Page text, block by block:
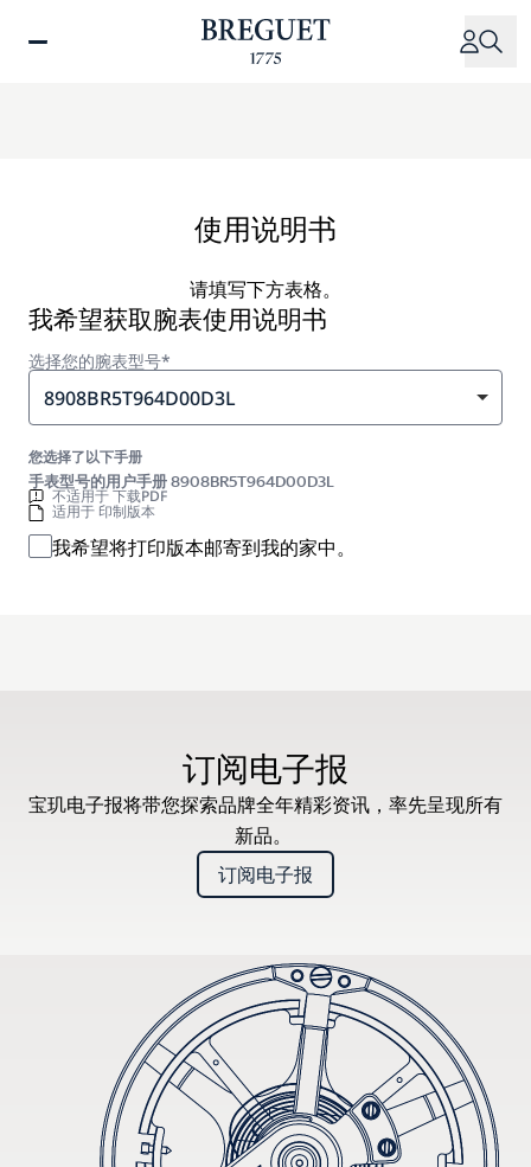
使用说明书
请填写下方表格。
我希望获取腕表使用说明书
选择您的腕表型号*
8908BR5T964D00D3L
您选择了以下手册
手表型号的用户手册 8908BR5T964D00D3L
不适用于 下载PDF
适用于 印制版本
我希望将打印版本邮寄到我的家中。
订阅电子报
宝玑电子报将带您探索品牌全年精彩资讯，率先呈现所有
新品。
订阅电子报